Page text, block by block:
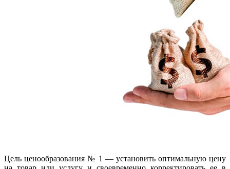
Цельценообразования № 1 — установить оптимальную цену